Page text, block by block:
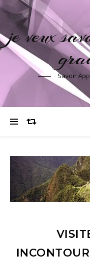
je veux
Savoir